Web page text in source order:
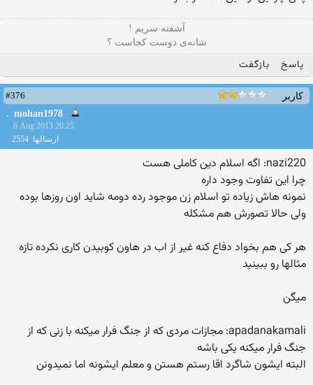
آشفته سریم !
شانه‌ی دوست کجاست ؟
پاسخ بازگفت
کاربر
#376
mohan1978
6 Aug 2013 20:25
ارسالها: 2554
nazi220: اگه اسلام دین کاملی هست
چرا این تفاوت وجود داره
نمونه هاش زیاده تو اسلام زن موجود رده دومه شاید اون روزها بوده
ولی حالا تصورش هم مشکله
هر کی هم بخواد دفاع کنه غیر از اب در هاون کوبیدن کاری نکرده تازه
مثالها رو ببینید
میگن
apadanakamali: مجازات مردی که از جنگ فرار میکنه با زنی که از
جنگ فرار میکنه یکی باشه
البته ایشون شاگرد اقا رستم هستن و معلم ایشونه اما نمیدونن